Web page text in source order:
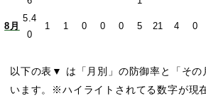
8月
5.4
0
1 1 0 0 0 5 21 4 0
以下の表▼ は「月別」の防御率と「その
います。※ハイライトされてる数字が現